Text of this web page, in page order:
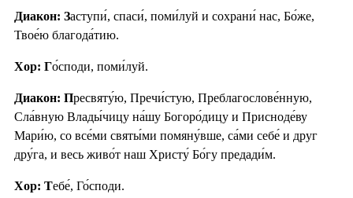
Диакон: Заступи́, спаси́, поми́луй и сохрани́ нас, Бо́же,
Твое́ю благода́тию.
Хор: Го́споди, поми́луй.
Диакон: Пресвяту́ю, Пречи́стую, Преблагослове́нную,
Сла́вную Влады́чицу на́шу Богоро́дицу и Присноде́ву
Мари́ю, со все́ми святы́ми помяну́вше, са́ми себе́ и друг
дру́га, и весь живо́т наш Христу́ Бо́гу предади́м.
Хор: Тебе́, Го́споди.